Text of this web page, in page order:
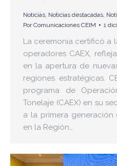
Noticias Noticias destacadas
PorComunicaciones CEIM 1
La ceremonia certificó a
operadores CAEX,
en la apertura de
regiones estratégicas.
programa de
Tonelaje (CAEX) en su
a la primera
en la Región…